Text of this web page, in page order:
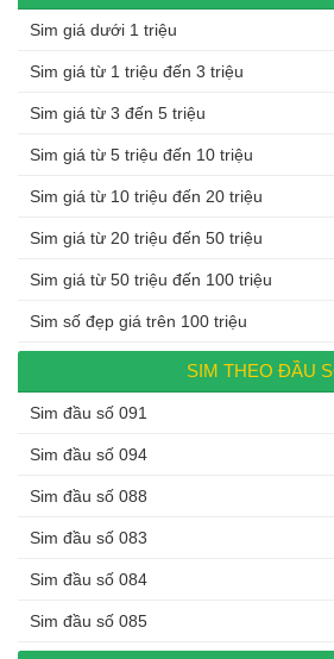
Sim giá dưới 1 triệu
Sim giá từ 1 triệu đến 3 triệu
Sim giá từ 3 đến 5 triệu
Sim giá từ 5 triệu đến 10 triệu
Sim giá từ 10 triệu đến 20 triệu
Sim giá từ 20 triệu đến 50 triệu
Sim giá từ 50 triệu đến 100 triệu
Sim số đẹp giá trên 100 triệu
SIM THEO ĐẦU
Sim đầu số 091
Sim đầu số 094
Sim đầu số 088
Sim đầu số 083
Sim đầu số 084
Sim đầu số 085